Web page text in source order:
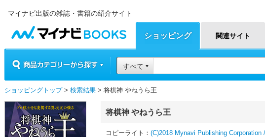
マイナビ出版の雑誌・書籍の紹介サイト
マイナビBOOKS
ショッピング 関連サイト
すべて
ショッピングトップ> 検索結果 > 将棋神 やねうら王
将棋神 やねうら王
コピーライト： (C)2018 Mynavi Publishing Corporation